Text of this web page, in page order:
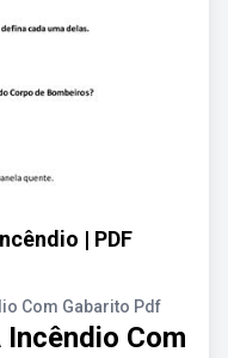
| PDF
Com Gabarito Pdf
Incêndio Com